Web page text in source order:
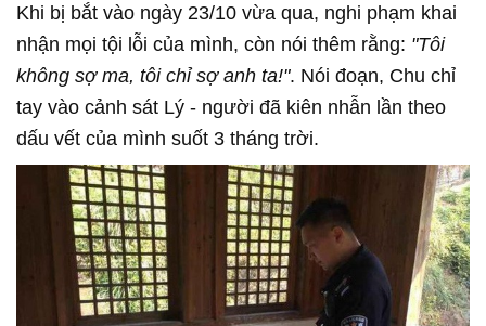
Khi bị bắt vào ngày 23/10 vừa qua, nghi phạm khai
nhận mọi tội lỗi của mình, còn nói thêm rằng: "Tôi
không sợ ma, tôi chỉ sợ anh ta!". Nói đoạn, Chu chỉ
tay vào cảnh sát Lý - người đã kiên nhẫn lần theo
dấu vết của mình suốt 3 tháng trời.